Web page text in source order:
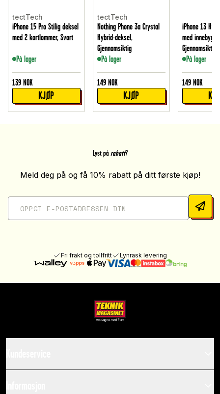
tectTech
iPhone 15 Pro Stilig deksel
med 2 kortlommer, Svart
På lager
139 NOK
KJØP
tectTech
Nothing Phone 3a Crystal
Hybrid-deksel,
Gjennomsiktig
På lager
149 NOK
KJØP
iPhone 13
med innebygd
Gjennomsiktig
På lager
149 NOK
Lyst på rabatt?
Meld deg på og få 10% rabatt på ditt første kjøp!
Fri frakt og tollfritt Lynrask levering